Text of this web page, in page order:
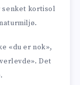
senket kortisol
«du er nok»,
Det